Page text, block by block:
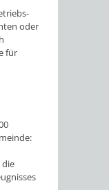
oder
für